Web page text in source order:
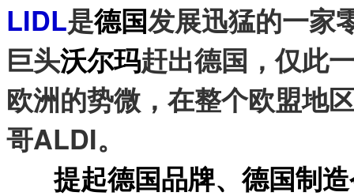
LIDL是德国发展迅猛的一家
巨头沃尔玛赶出德国，仅此
欧洲的势微，在整个欧盟地
哥ALDI。
提起德国品牌、德国制